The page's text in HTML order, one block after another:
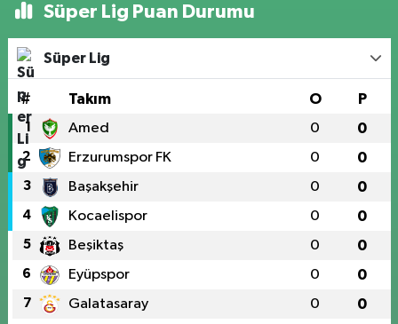
Süper Lig Puan Durumu
Süper Lig
# Takım O P
1 Amed 0 0
2 Erzurumspor FK 0 0
3 Başakşehir 0 0
4 Kocaelispor 0 0
5 Beşiktaş 0 0
6 Eyüpspor 0 0
7 Galatasaray 0 0